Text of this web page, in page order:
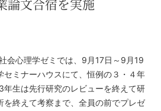
論文合宿を実施
会心理学ゼミでは、9月17日～9月19
セミナーハウスにて、恒例の３・４年
生は先行研究のレビューを終えて研
を終えて考察まで、全員の前でプレゼ